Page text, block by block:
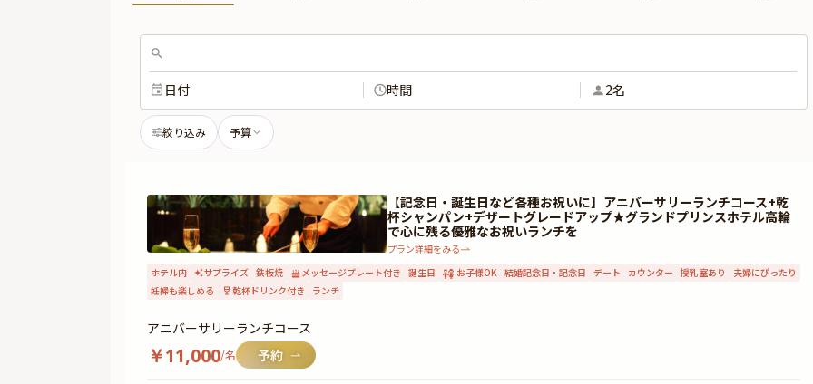
日付 時間 2名
絞り込み 予算
【記念日・誕生日など各種お祝いに】アニバーサリーランチコース+乾
杯シャンパン+デザートグレードアップ★グランドプリンスホテル高輪
で心に残る優雅なお祝いランチを
プラン詳細をみる
ホテル内
サプライズ 鉄板焼 メッセージプレート付き 誕生日 お子様OK 結婚記念日・記念日 デート カウンター 授乳室あり
夫婦にぴったり
妊婦も楽しめる
乾杯ドリンク付き ランチ
アニバーサリーランチコース
￥11,000/名